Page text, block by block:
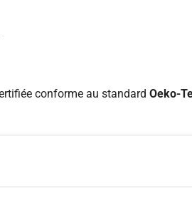
conforme au standard Oeko-